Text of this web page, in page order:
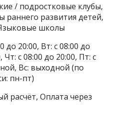
/ подростковые клубы,
раннего развития детей,
школы
до 20:00, Вт: с 08:00 до
Чт: с 08:00 до 20:00, Пт: с
Вс: выходной (по
пн-пт)
расчёт, Оплата через